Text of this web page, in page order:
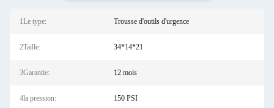
1Le type: Trousse d'outils d'urgence
2Taille: 34*14*21
3Garantie: 12 mois
4la pression: 150 PSI